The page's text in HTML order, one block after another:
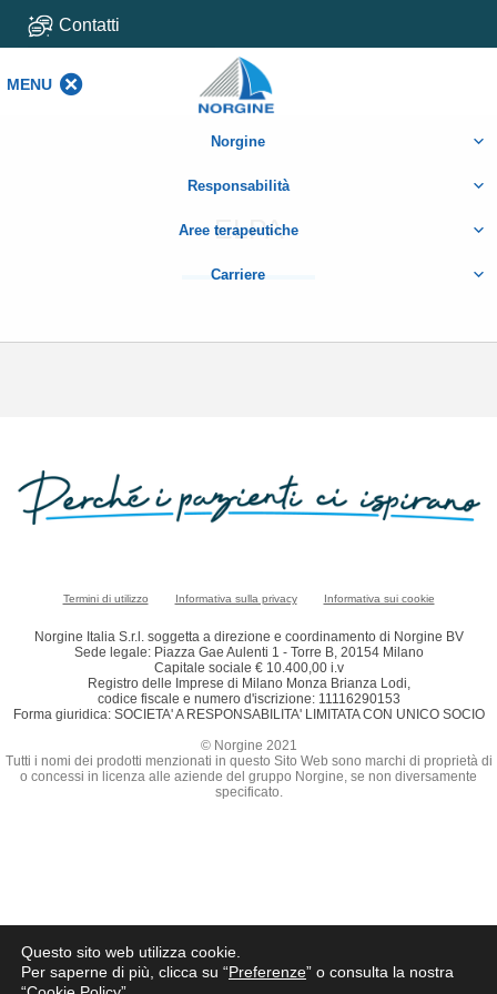
Contatti
MENU
Norgine
Responsabilità
Aree terapeutiche
Carriere
ELPA
Termini di utilizzo Informativa sulla privacy Informativa sui cookie
Norgine Italia S.r.l. soggetta a direzione e coordinamento di Norgine BV
Sede legale: Piazza Gae Aulenti 1 - Torre B, 20154 Milano
Capitale sociale € 10.400,00 i.v
Registro delle Imprese di Milano Monza Brianza Lodi,
codice fiscale e numero d'iscrizione: 11116290153
Forma giuridica: SOCIETA' A RESPONSABILITA' LIMITATA CON UNICO SOCIO
© Norgine 2021
Tutti i nomi dei prodotti menzionati in questo Sito Web sono marchi di proprietà di
o concessi in licenza alle aziende del gruppo Norgine, se non diversamente
specificato.
Questo sito web utilizza cookie.
Per saperne di più, clicca su “Preferenze” o consulta la nostra